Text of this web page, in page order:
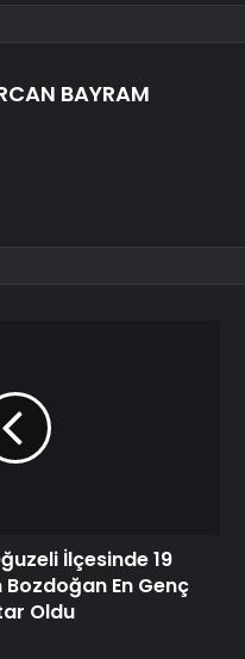
BAYRAM
İlçesinde 19
Bozdoğan En Genç
Oldu